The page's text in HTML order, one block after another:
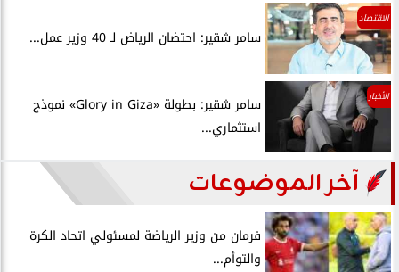
الاقتصاد
سامر شقير: احتضان الرياض لـ 40 وزير عمل...
الأخبار
سامر شقير: بطولة «Glory in Giza» نموذج
استثماري...
آخر الموضوعات
فرمان من وزير الرياضة لمسئولي اتحاد الكرة
والتوأم...